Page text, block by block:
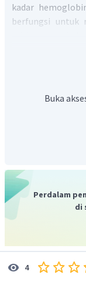
kadar
berfungsi untuk
kram otot,
dan pusing.
sumsum
terganggunya
Dengan
Buka
Perdalam
di
4